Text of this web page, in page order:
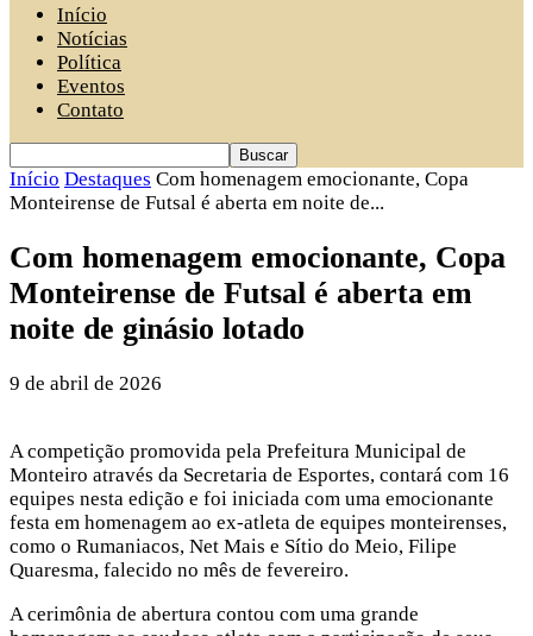
Início
Notícias
Política
Eventos
Contato
Início Destaques Com homenagem emocionante, Copa
Monteirense de Futsal é aberta em noite de...
Com homenagem emocionante, Copa
Monteirense de Futsal é aberta em
noite de ginásio lotado
9 de abril de 2026
A competição promovida pela Prefeitura Municipal de
Monteiro através da Secretaria de Esportes, contará com 16
equipes nesta edição e foi iniciada com uma emocionante
festa em homenagem ao ex-atleta de equipes monteirenses,
como o Rumaniacos, Net Mais e Sítio do Meio, Filipe
Quaresma, falecido no mês de fevereiro.
A cerimônia de abertura contou com uma grande